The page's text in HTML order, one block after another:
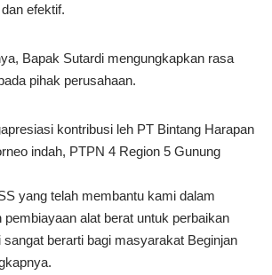
efektif.
Bapak Sutardi mengungkapkan rasa
pihak perusahaan.
kontribusi leh PT Bintang Harapan
indah, PTPN 4 Region 5 Gunung
yang telah membantu kami dalam
pembiayaan alat berat untuk perbaikan
sangat berarti bagi masyarakat Beginjan